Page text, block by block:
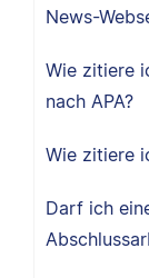
News-
Wie zitiere
nach APA?
Wie zitiere
Darf ich